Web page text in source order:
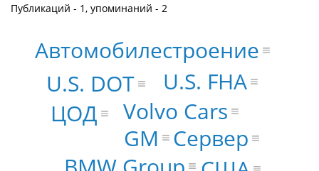
Публикаций - 1, упоминаний - 2
GM
Volvo Cars
U.S. FHA
U.S. DOT
Сервер
ЦОД
Автомобилестроение